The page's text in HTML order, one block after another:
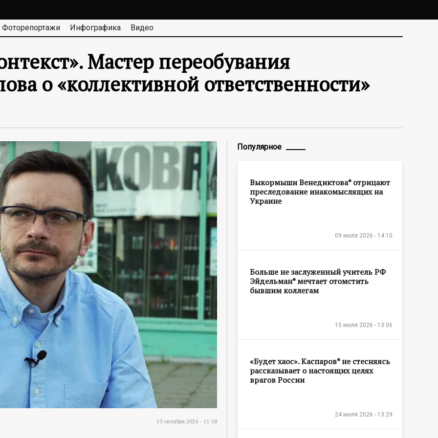
Фоторепортажи Инфографика Видео
Мастер переобувания
о «коллективной ответственности»
15 октября 2024 - 11:18
Популярное
Выкормыши Венедиктова* отрицают
преследование инакомыслящих на
Украине
09 июля 2026 - 14:10
Больше не заслуженный учитель РФ
Эйдельман* мечтает отомстить
бывшим коллегам
15 июля 2026 - 13:06
«Будет хаос». Каспаров* не стесняясь
рассказывает о настоящих целях
врагов России
24 июля 2026 - 13:29